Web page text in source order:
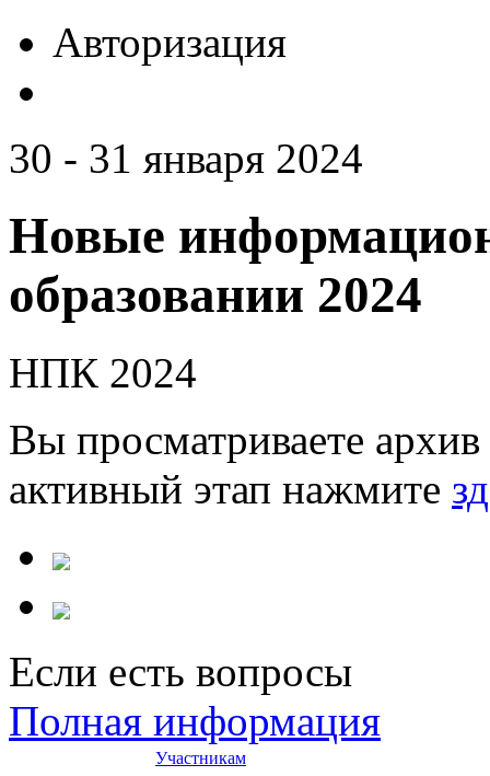
Авторизация
30 - 31 января 2024
Новые
образовании 2024
НПК 2024
Вы просматриваете
активный этап нажмите
Если есть вопросы
Полная информация
Участникам